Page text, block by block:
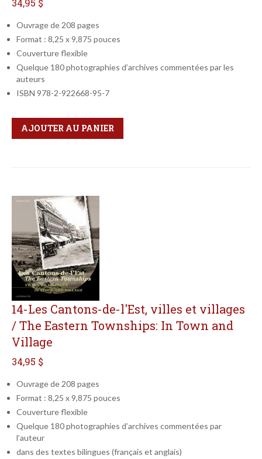
34,95 $
Ouvrage de 208 pages
Format : 8,25 x 9,875 pouces
Couverture flexible
Quelque 180 photographies d’archives commentées par les
auteurs
ISBN 978-2-922668-95-7
Qté
Format
AJOUTER AU PANIER
14-Les Cantons-de-l'Est, villes et villages
/ The Eastern Townships: In Town and
Village
34,95 $
Ouvrage de 208 pages
Format : 8,25 x 9,875 pouces
Couverture flexible
Quelque 180 photographies d’archives commentées par
l’auteur
dans des textes bilingues (français et anglais)